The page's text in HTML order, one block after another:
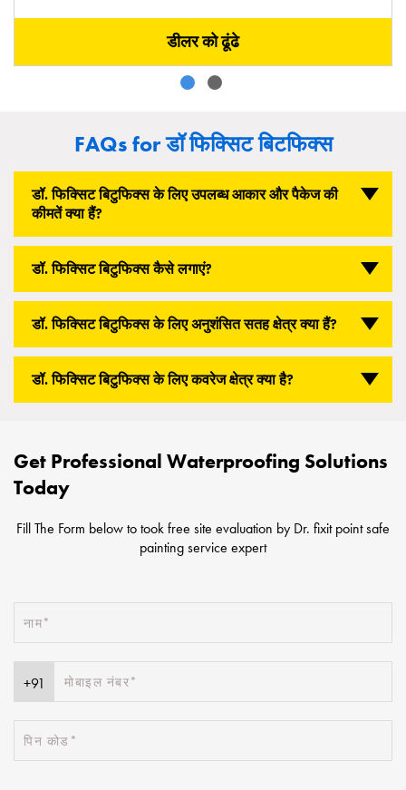
डीलर को ढूंढे
FAQs for डॉ फिक्सिट बिटफिक्स
डॉ. फिक्सिट बिटुफिक्स के लिए उपलब्ध आकार और पैकेज की
कीमतें क्या हैं?
डॉ. फिक्सिट बिटुफिक्स कैसे लगाएं?
डॉ. फिक्सिट बिटुफिक्स के लिए अनुशंसित सतह क्षेत्र क्या हैं?
डॉ. फिक्सिट बिटुफिक्स के लिए कवरेज क्षेत्र क्या है?
Get Professional Waterproofing Solutions
Today
Fill The Form below to took free site evaluation by Dr. fixit point safe
painting service expert